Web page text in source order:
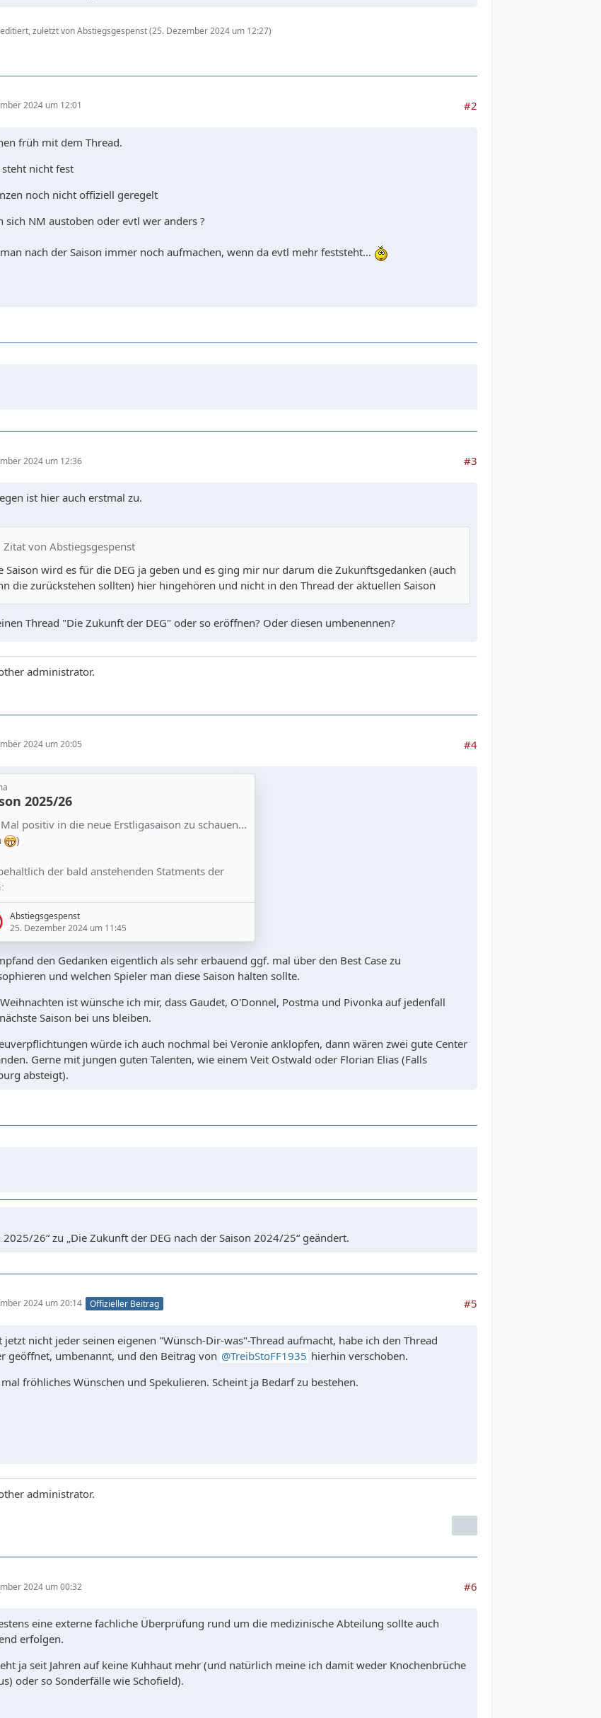
zuletzt von Abstiegsgespenst (25. Dezember 2024 um 12:27)
2024 um 12:01 #2
früh mit dem Thread.
steht nicht fest
noch nicht offiziell geregelt
sich NM austoben oder evtl wer anders ?
nach der Saison immer noch aufmachen, wenn da evtl mehr feststeht...
2024 um 12:36 #3
ist hier auch erstmal zu.
Zitat von Abstiegsgespenst
Saison wird es für die DEG ja geben und es ging mir nur darum die Zukunftsgedanken (auch
die zurückstehen sollten) hier hingehören und nicht in den Thread der aktuellen Saison
Thread "Die Zukunft der DEG" oder so eröffnen? Oder diesen umbenennen?
administrator.
2024 um 20:05 #4
2025/26
positiv in die neue Erstligasaison zu schauen...
)
der bald anstehenden Statments der
Geld (Viel und Gutes, da angenehmer
kann sich der Sportdirektor
und beweisen (NM würde sich tatsächlich
freuen Geld wie in *öln ausgeben zu dürfen)
liegen in den Schubläden die sicher nicht
sind und bei anständiger Ausführung auch
ausgesprochene Ziele realistisch
lassen.
Abstiegsgespenst
25. Dezember 2024 um 11:45
den Gedanken eigentlich als sehr erbauend ggf. mal über den Best Case zu
und welchen Spieler man diese Saison halten sollte.
ist wünsche ich mir, dass Gaudet, O'Donnel, Postma und Pivonka auf jedenfall
Saison bei uns bleiben.
würde ich auch nochmal bei Veronie anklopfen, dann wären zwei gute Center
Gerne mit jungen guten Talenten, wie einem Veit Ostwald oder Florian Elias (Falls
absteigt).
26“ zu „Die Zukunft der DEG nach der Saison 2024/25“ geändert.
2024 um 20:14 Offizieller Beitrag #5
jetzt nicht jeder seinen eigenen "Wünsch-Dir-was"-Thread aufmacht, habe ich den Thread
geöffnet, umbenannt, und den Beitrag von
TreibStoFF1935 hierhin verschoben.
fröhliches Wünschen und Spekulieren. Scheint ja Bedarf zu bestehen.
administrator.
2024 um 00:32 #6
eine externe fachliche Überprüfung rund um die medizinische Abteilung sollte auch
erfolgen.
ja seit Jahren auf keine Kuhhaut mehr (und natürlich meine ich damit weder Knochenbrüche
oder so Sonderfälle wie Schofield).